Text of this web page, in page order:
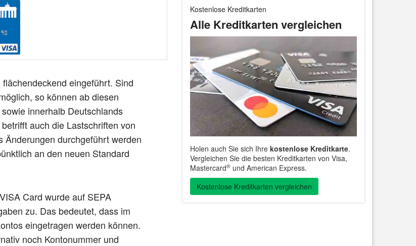
eingeführt. Sind
so können ab diesen
innerhalb Deutschlands
auch die Lastschriften von
Änderungen durchgeführt werden
an den neuen Standard
Card wurde auf SEPA
zu. Das bedeutet, dass im
eingetragen werden können.
noch Kontonummer und
Kostenlose Kreditkarten
Alle Kreditkarten vergleichen
Holen auch Sie sich Ihre kostenlose Kreditkarte.
Vergleichen Sie die besten Kreditkarten von Visa,
Mastercard® und American Express.
Kostenlose Kreditkarten vergleichen